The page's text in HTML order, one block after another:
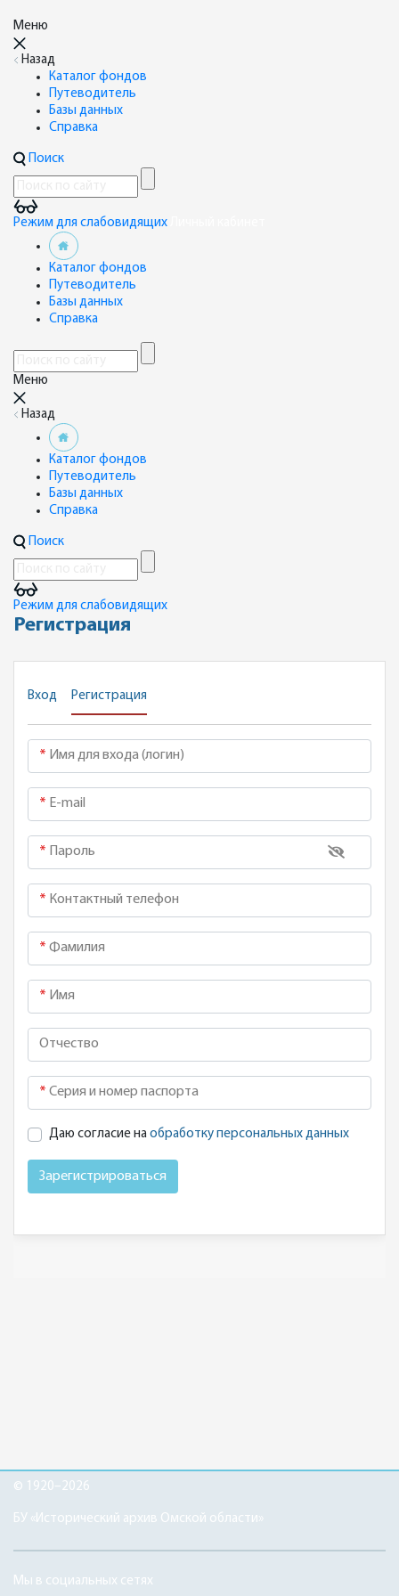
Меню
Назад
Каталог фондов
Путеводитель
Базы данных
Справка
Поиск
Режим для слабовидящих
Каталог фондов
Путеводитель
Базы данных
Справка
Меню
Назад
Каталог фондов
Путеводитель
Базы данных
Справка
Поиск
Режим для слабовидящих
Регистрация
Вход Регистрация
Имя для входа (логин)
E-mail
Пароль
Контактный телефон
Фамилия
Имя
Отчество
Серия и номер паспорта
Даю согласие на обработку персональных данных
Зарегистрироваться
© 1920–2026
БУ «Исторический архив Омской области»
Мы в социальных сетях